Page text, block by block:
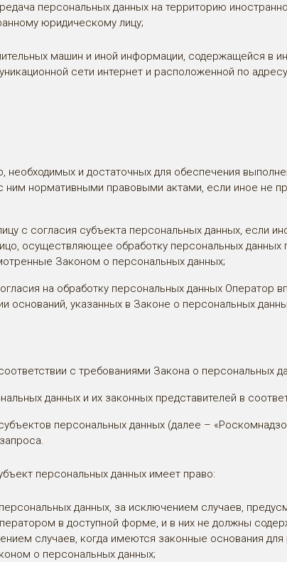
персональных данных на территорию
юридическому лицу;
машин и иной информации, содержащейся в
сети интернет и расположенной по
необходимых и достаточных для обеспечения
ним нормативными правовыми актами, если иное не
с согласия субъекта персональных данных, если
осуществляющее обработку персональных
Законом о персональных данных;
на обработку персональных данных Оператор
оснований, указанных в Законе о персональных
с требованиями Закона о персональных
данных и их законных представителей в
персональных данных (далее –
персональных данных имеет право:
данных, за исключением случаев,
в доступной форме, и в них не должны
случаев, когда имеются законные основания
о персональных данных;